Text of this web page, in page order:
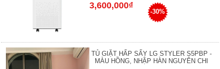
3,600,000₫
-30%
TỦ GIẶT HẤP SẤY LG STYLER S5PBP -
MÀU HỒNG, NHẬP HÀN NGUYÊN CHI